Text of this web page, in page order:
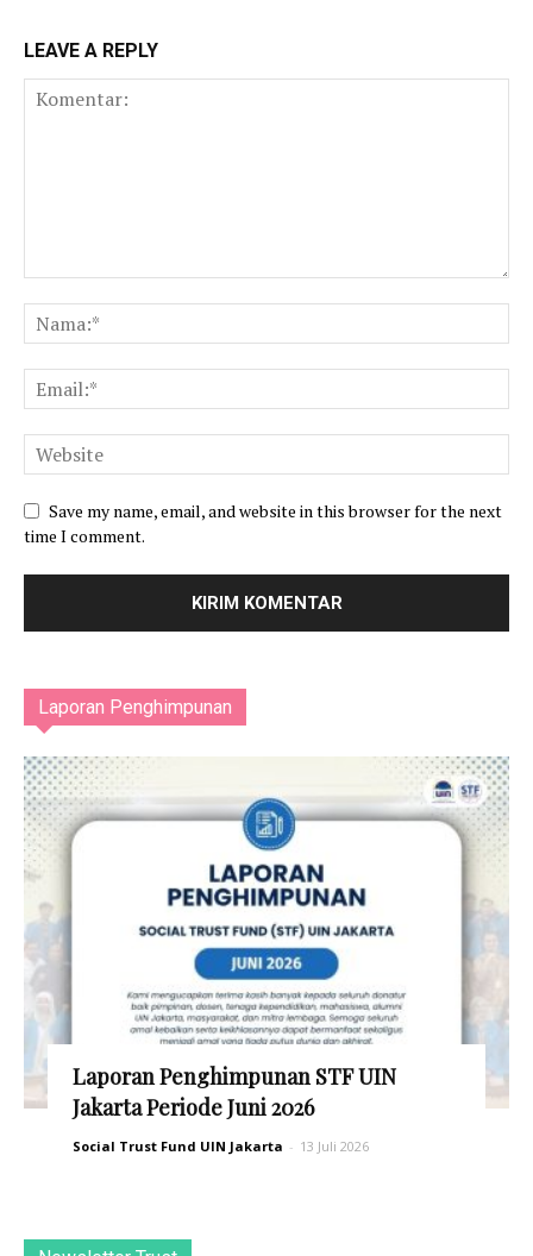
LEAVE A REPLY
Save my name, email, and website in this browser for the next
time I comment.
Laporan Penghimpunan
Laporan Penghimpunan STF UIN
Jakarta Periode Juni 2026
Social Trust Fund UIN Jakarta - 13 Juli 2026